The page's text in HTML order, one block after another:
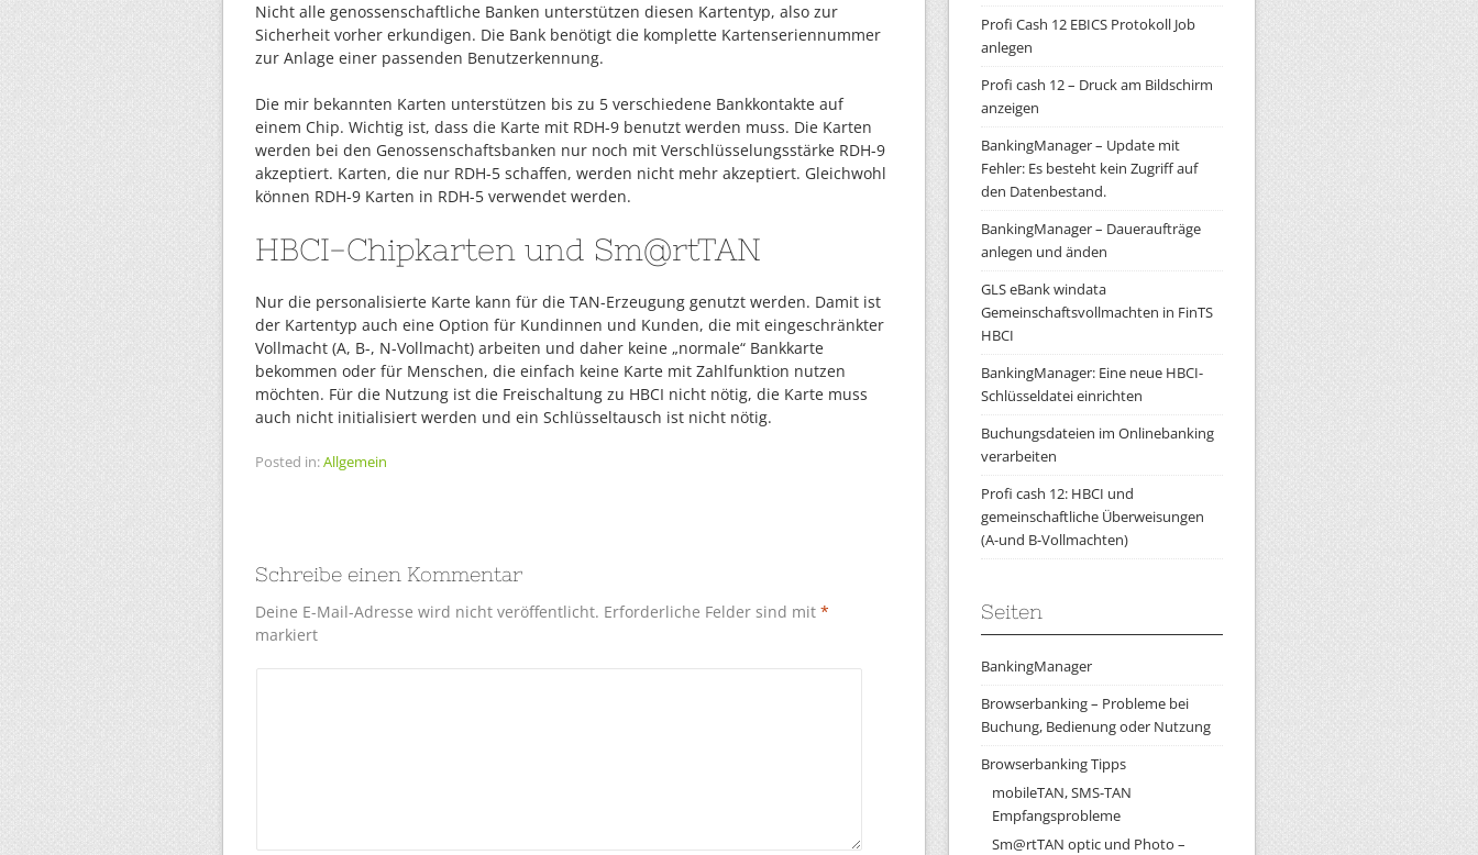
Nicht alle genossenschaftliche Banken unterstützen diesen Kartentyp, also zur
Sicherheit vorher erkundigen. Die Bank benötigt die komplette Kartenseriennummer
zur Anlage einer passenden Benutzerkennung.
Die mir bekannten Karten unterstützen bis zu 5 verschiedene Bankkontakte auf
einem Chip. Wichtig ist, dass die Karte mit RDH-9 benutzt werden muss. Die Karten
werden bei den Genossenschaftsbanken nur noch mit Verschlüsselungsstärke RDH-9
akzeptiert. Karten, die nur RDH-5 schaffen, werden nicht mehr akzeptiert. Gleichwohl
können RDH-9 Karten in RDH-5 verwendet werden.
HBCI-Chipkarten und Sm@rtTAN
Nur die personalisierte Karte kann für die TAN-Erzeugung genutzt werden. Damit ist
der Kartentyp auch eine Option für Kundinnen und Kunden, die mit eingeschränkter
Vollmacht (A, B-, N-Vollmacht) arbeiten und daher keine „normale“ Bankkarte
bekommen oder für Menschen, die einfach keine Karte mit Zahlfunktion nutzen
möchten. Für die Nutzung ist die Freischaltung zu HBCI nicht nötig, die Karte muss
auch nicht initialisiert werden und ein Schlüsseltausch ist nicht nötig.
Posted in:Allgemein
Schreibe einen Kommentar
Deine E-Mail-Adresse wird nicht veröffentlicht. Erforderliche Felder sind mit *
markiert
Profi Cash 12 EBICS Protokoll Job
anlegen
Profi cash 12 – Druck am Bildschirm
anzeigen
BankingManager – Update mit
Fehler: Es besteht kein Zugriff auf
den Datenbestand.
BankingManager – Daueraufträge
anlegen und änden
GLS eBank windata
Gemeinschaftsvollmachten in FinTS
HBCI
BankingManager: Eine neue HBCI-
Schlüsseldatei einrichten
Buchungsdateien im Onlinebanking
verarbeiten
Profi cash 12: HBCI und
gemeinschaftliche Überweisungen
(A-und B-Vollmachten)
Seiten
BankingManager
Browserbanking – Probleme bei
Buchung, Bedienung oder Nutzung
Browserbanking Tipps
mobileTAN, SMS-TAN
Empfangsprobleme
Sm@rtTAN optic und Photo –